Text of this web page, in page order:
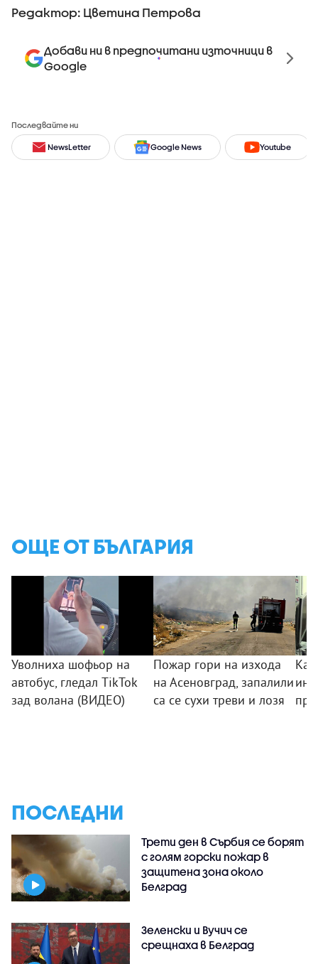
Редактор: Цветина Петрова
Добави ни в предпочитани източници в
Google
Последвайте ни
NewsLetter Google News Youtube
ОЩЕ ОТ БЪЛГАРИЯ
Уволниха шофьор на
автобус, гледал TikTok
зад волана (ВИДЕО)
Пожар гори на изхода
на Асеновград, запалили
са се сухи треви и лозя
ПОСЛЕДНИ
Трети ден в Сърбия се борят
с голям горски пожар в
защитена зона около
Белград
Зеленски и Вучич се
срещнаха в Белград